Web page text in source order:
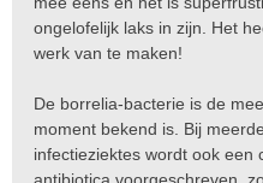
ongelofelijk laks in zijn. Het
werk van te maken!
De borrelia-bacterie is de
moment bekend is. Bij
infectieziektes wordt ook een